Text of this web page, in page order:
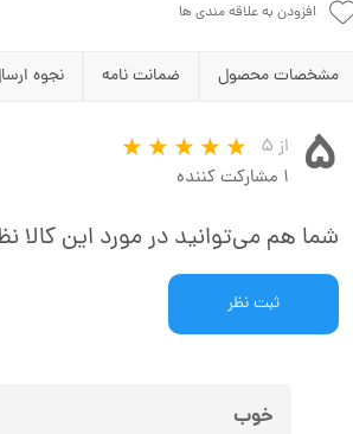
افزودن به علاقه مندی ها
مشخصات محصول ضمانت نامه نجوه
۵
از ۵
۱ مشارکت کننده
شما هم می‌توانید در مورد این کالا
ثبت نظر
خوب